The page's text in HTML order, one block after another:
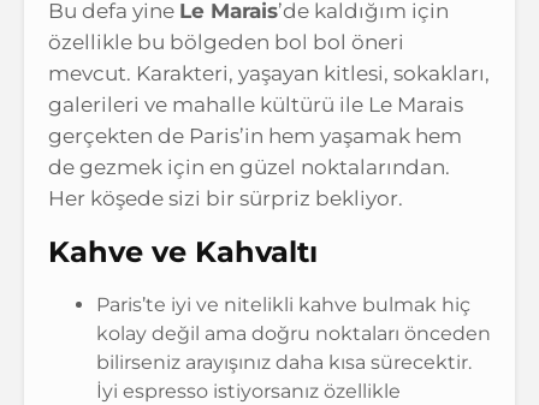
Bu defa yine Le Marais’de kaldığım için
özellikle bu bölgeden bol bol öneri
mevcut. Karakteri, yaşayan kitlesi, sokakları,
galerileri ve mahalle kültürü ile Le Marais
gerçekten de Paris’in hem yaşamak hem
de gezmek için en güzel noktalarından.
Her köşede sizi bir sürpriz bekliyor.
Kahve ve Kahvaltı
Paris’te iyi ve nitelikli kahve bulmak hiç
kolay değil ama doğru noktaları önceden
bilirseniz arayışınız daha kısa sürecektir.
İyi espresso istiyorsanız özellikle